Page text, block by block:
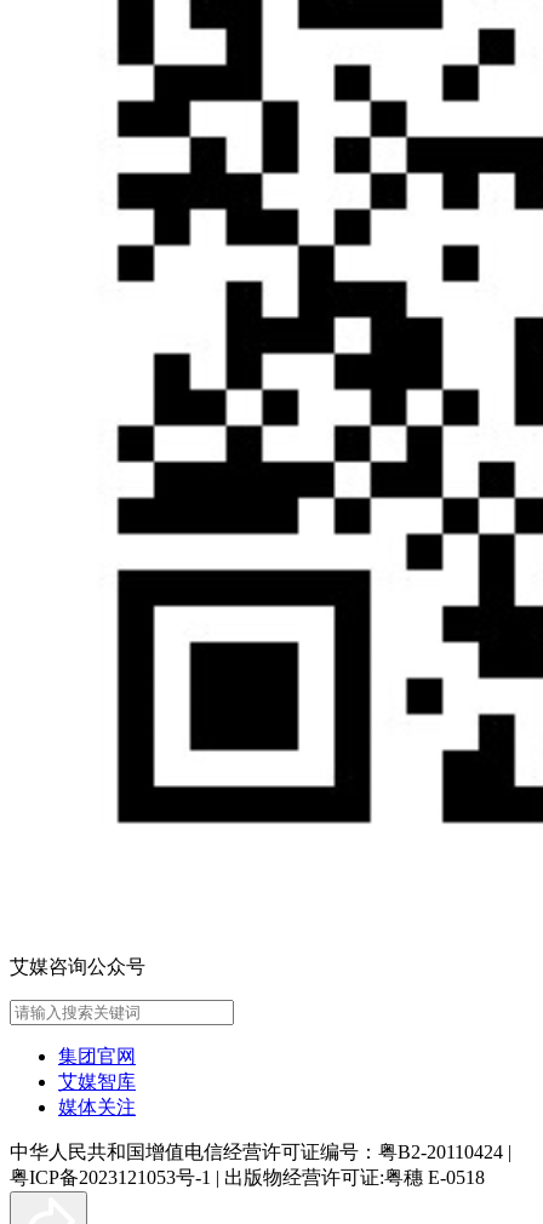
艾媒咨询公众号
集团官网
艾媒智库
媒体关注
中华人民共和国增值电信经营许可证编号：粤B2-20110424 |
粤ICP备2023121053号-1 | 出版物经营许可证:粤穗 E-0518